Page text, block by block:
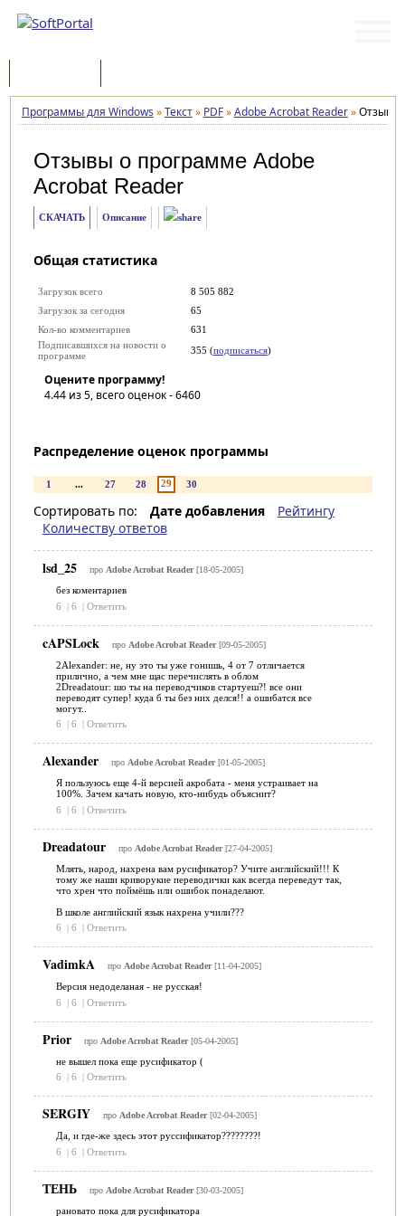
Программы для Windows »Текст» PDF»Adobe Acrobat Reader»Отзывы
Отзывы о программе Adobe
Acrobat Reader
СКАЧАТЬ Описание
Общая статистика
Загрузок всего
8 505 882
Загрузок за сегодня
65
Кол-во комментариев
631
Подписавшихся на новости о
программе
355 (подписаться)
Оцените программу!
4.44из 5, всего оценок -6460
Распределение оценок программы
1 ... 27 28 29 30
Сортировать по: Дате добавления
Рейтингу
Количеству ответов
lsd_25 про Adobe Acrobat Reader[18-05-2005]
без коментариев
6
| 6 | Ответить
cAPSLock про Adobe Acrobat Reader[09-05-2005]
2Alexander: не, ну это ты уже гонишь, 4 от 7 отличается
прилично, а чем мне щас перечислять в облом
2Dreadatour: шо ты на переводчиков стартуеш?! все они
переводят супер! куда б ты без них делся!! а ошибатся все
могут..
6
| 6 | Ответить
Alexander про Adobe Acrobat Reader[01-05-2005]
Я пользуюсь еще 4-й версией акробата - меня устраивает на
100%. Зачем качать новую, кто-нибудь объяснит?
6
| 6 | Ответить
Dreadatour про Adobe Acrobat Reader[27-04-2005]
Млять, народ, нахрена вам русификатор? Учите английский!!! К
тому же наши криворукие переводички как всегда переведут так,
что хрен что поймёшь или ошибок понаделают.
В школе английский язык нахрена учили???
6
| 6 | Ответить
VadimkA про Adobe Acrobat Reader[11-04-2005]
Версия недоделаная - не русская!
6
| 6 | Ответить
Prior про Adobe Acrobat Reader[05-04-2005]
не вышел пока еще русификатор (
6
| 6 | Ответить
SERGIY про Adobe Acrobat Reader[02-04-2005]
Да, и где-же здесь этот руссификатор????????!
6
| 6 | Ответить
ТЕНЬ про Adobe Acrobat Reader[30-03-2005]
рановато пока для русификатора